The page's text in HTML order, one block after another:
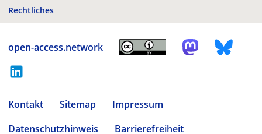
Rechtliches
open-access.network
Kontakt Sitemap
Impressum
Datenschutzhinweis
Barrierefreiheit